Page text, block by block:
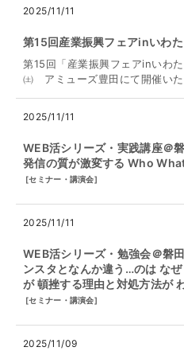
2025/11/11
第15回産業振興フェアinいわ
第15回「産業振興フェアinいわ
㈯ アミューズ豊田にて開催いた
2025/11/11
WEB活シリーズ・実践講座＠
発信の質が激変する Who
[セミナー・講演会]
2025/11/11
WEB活シリーズ・勉強会＠磐
ンスタとなんか違う…のは な
が 頓挫する理由と対処方法が
[セミナー・講演会]
2025/11/09